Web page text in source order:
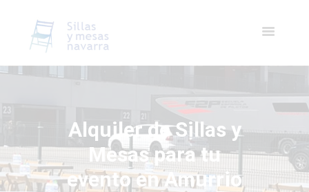
Alquiler de Sillas y
Mesas para tu
evento en Amurrio